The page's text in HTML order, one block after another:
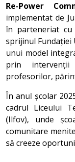
Re-Power
implementat de
în parteneriat cu
sprijinul Fundației
unui model
prin
profesorilor,
În anul școlar
cadrul Liceului
(Ilfov), unde
comunitare
să creeze